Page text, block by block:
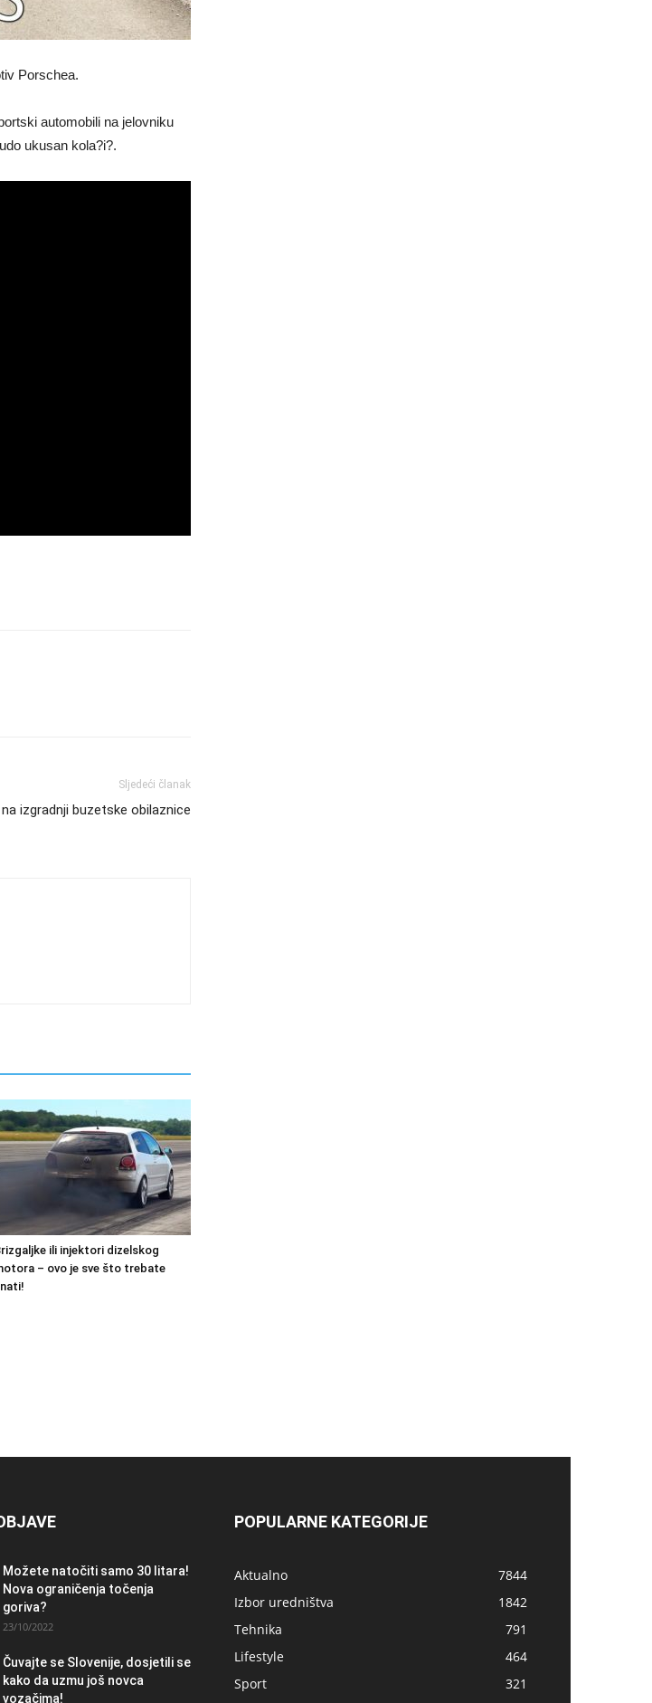
Porschea.
automobili na jelovniku
ukusan kola?i?.
Sljedeći članak
izgradnji buzetske obilaznice
ili injektori dizelskog
– ovo je sve što trebate
Možete natočiti samo 30 litara!
Nova ograničenja točenja
goriva?
23/10/2022
Čuvajte se Slovenije, dosjetili se
kako da uzmu još novca
vozačima!
POPULARNE KATEGORIJE
Aktualno
7844
Izbor uredništva
1842
Tehnika
791
Lifestyle
464
Sport
321